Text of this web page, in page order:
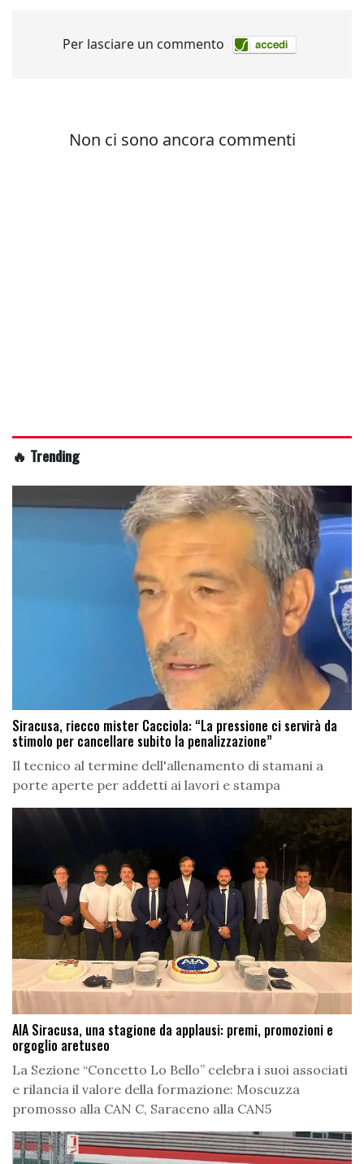
🔥 Trending
Siracusa, riecco mister Cacciola: “La pressione ci servirà da
stimolo per cancellare subito la penalizzazione”
Il tecnico al termine dell'allenamento di stamani a
porte aperte per addetti ai lavori e stampa
AIA Siracusa, una stagione da applausi: premi, promozioni e
orgoglio aretuseo
La Sezione “Concetto Lo Bello” celebra i suoi associati
e rilancia il valore della formazione: Moscuzza
promosso alla CAN C, Saraceno alla CAN5